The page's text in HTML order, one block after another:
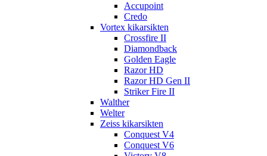
Accupoint
Credo
Vortex kikarsikten
Crossfire II
Diamondback
Golden Eagle
Razor HD
Razor HD Gen II
Striker Fire II
Walther
Welter
Zeiss kikarsikten
Conquest V4
Conquest V6